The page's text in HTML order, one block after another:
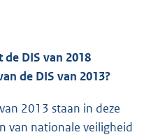
DIS van 2018
de DIS van 2013?
2013 staan in deze
van nationale veiligheid